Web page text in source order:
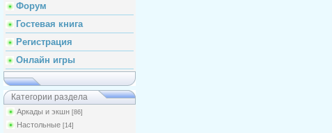
Форум
Гостевая книга
Регистрация
Онлайн игры
Категории раздела
Аркады и экшн [86]
Настольные [14]